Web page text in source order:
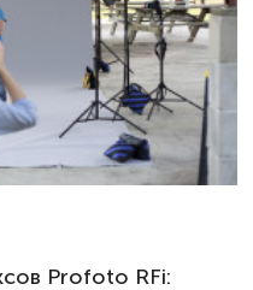
Profoto RFi: